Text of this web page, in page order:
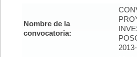
Nombre de la
convocatoria: